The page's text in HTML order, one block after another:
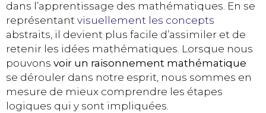
dans l’apprentissage des mathématiques. En se
représentant visuellement les concepts
abstraits, il devient plus facile d’assimiler et de
retenir les idées mathématiques. Lorsque nous
pouvons voir un raisonnement mathématique
se dérouler dans notre esprit, nous sommes en
mesure de mieux comprendre les étapes
logiques qui y sont impliquées.